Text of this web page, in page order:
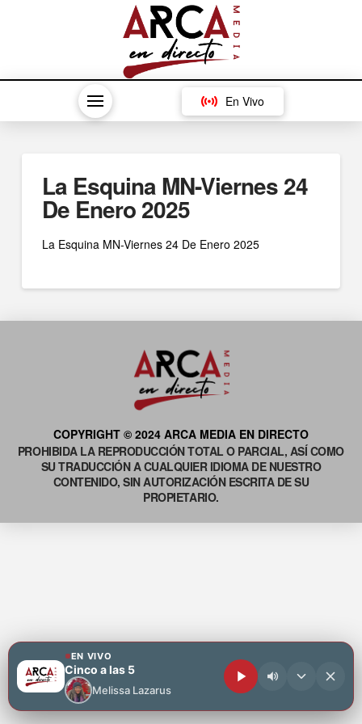
En Vivo
La Esquina MN-Viernes 24
De Enero 2025
La Esquina MN-Viernes 24 De Enero 2025
COPYRIGHT © 2024 ARCA MEDIA EN DIRECTO
PROHIBIDA LA REPRODUCCIÓN TOTAL O PARCIAL, ASÍ COMO
SU TRADUCCIÓN A CUALQUIER IDIOMA DE NUESTRO
CONTENIDO, SIN AUTORIZACIÓN ESCRITA DE SU
PROPIETARIO.
EN VIVO
Cinco a las 5
Melissa Lazarus